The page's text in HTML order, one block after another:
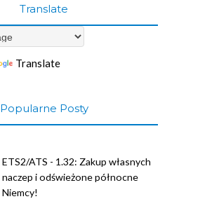
Translate
Translate
Popularne Posty
ETS2/ATS - 1.32: Zakup własnych
naczep i odświeżone północne
Niemcy!